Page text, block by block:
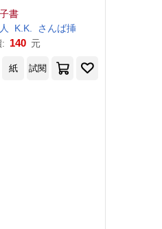
書
人 K.K.
さんば挿
140 元
紙 試閱